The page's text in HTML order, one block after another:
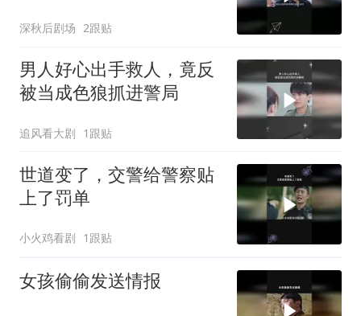
深秋后剧场 2跟贴
男人好心出手救人，竟反
被当成色狼抓进警局
追风看大剧 1跟贴
世道变了，交警给警察贴
上了罚单
小火鸡看剧 1跟贴
女孩偷偷发送情报